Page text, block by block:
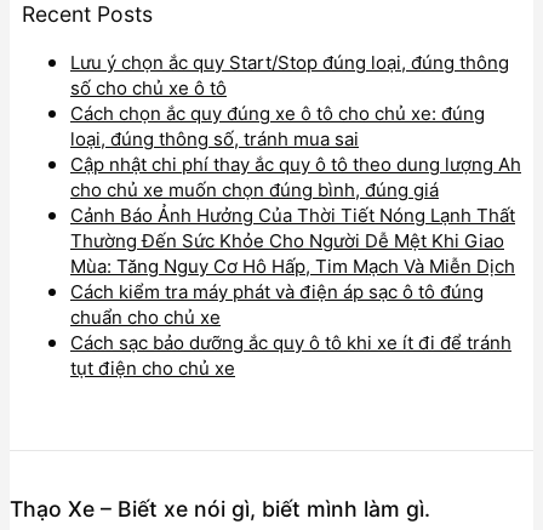
Recent Posts
Lưu ý chọn ắc quy Start/Stop đúng loại, đúng thông
số cho chủ xe ô tô
Cách chọn ắc quy đúng xe ô tô cho chủ xe: đúng
loại, đúng thông số, tránh mua sai
Cập nhật chi phí thay ắc quy ô tô theo dung lượng Ah
cho chủ xe muốn chọn đúng bình, đúng giá
Cảnh Báo Ảnh Hưởng Của Thời Tiết Nóng Lạnh Thất
Thường Đến Sức Khỏe Cho Người Dễ Mệt Khi Giao
Mùa: Tăng Nguy Cơ Hô Hấp, Tim Mạch Và Miễn Dịch
Cách kiểm tra máy phát và điện áp sạc ô tô đúng
chuẩn cho chủ xe
Cách sạc bảo dưỡng ắc quy ô tô khi xe ít đi để tránh
tụt điện cho chủ xe
Thạo Xe – Biết xe nói gì, biết mình làm gì.